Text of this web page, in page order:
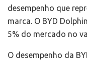
desempenho que
marca. O BYD
5% do mercado no
O desempenho da